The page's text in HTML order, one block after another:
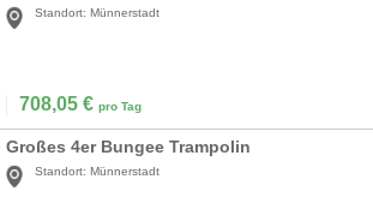
Standort: Münnerstadt
708,05 € pro Tag
Großes 4er Bungee Trampolin
Standort: Münnerstadt